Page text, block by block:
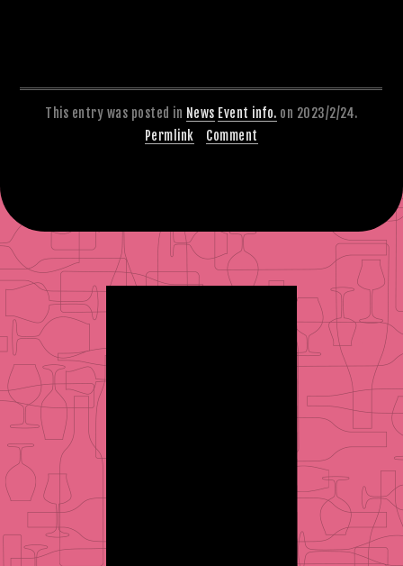
This entry was posted in News Event info. on 2023/2/24.
Permlink
Comment